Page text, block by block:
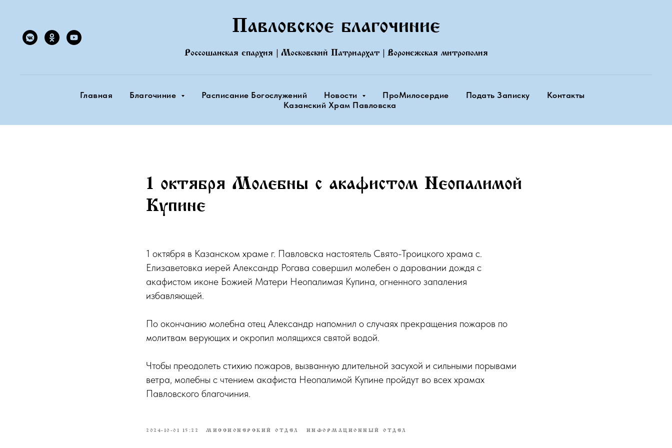
Павловское благочиние
Россошанская епархия | Московский Патриархат | Воронежская митрополия
Главная Благочиние Расписание Богослужений Новости ПроМилосердие Подать Записку
Контакты
Казанский Храм Павловска
1 октября Молебны с акафистом Неопалимой
Купине
1 октября в Казанском храме г. Павловска настоятель Свято-Троицкого храма с.
Елизаветовка иерей Александр Рогава совершил молебен о даровании дождя с
акафистом иконе Божией Матери Неопалимая Купина, огненного запаления
избавляющей.
По окончанию молебна отец Александр напомнил о случаях прекращения пожаров по
молитвам верующих и окропил молящихся святой водой.
Чтобы преодолеть стихию пожаров, вызванную длительной засухой и сильными порывами
ветра, молебны с чтением акафиста Неопалимой Купине пройдут во всех храмах
Павловского благочиния.
2024-10-01 15:22 МИССИОНЕРСКИЙ ОТДЕЛ ИНФОРМАЦИОННЫЙ ОТДЕЛ